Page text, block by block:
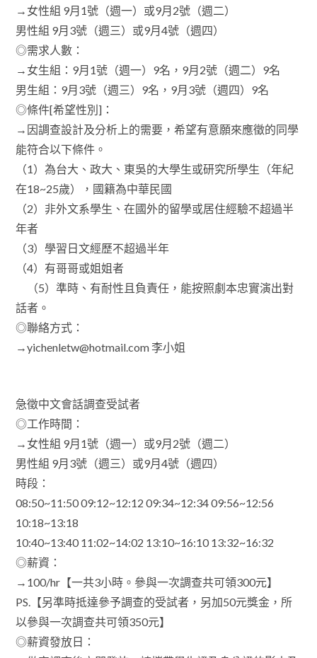
→女性組 9月1號（週一）或9月2號（週二）
男性組 9月3號（週三）或9月4號（週四）
◎需求人數：
→女生組：9月1號（週一）9名，9月2號（週二）9名
男生組：9月3號（週三）9名，9月3號（週四）9名
◎條件[希望性別]：
→因調查設計及分析上的需要，希望有意願來應徵的同學
能符合以下條件。
（1）為台大、政大、東吳的大學生或研究所學生（年紀
在18~25歲），國籍為中華民國
（2）非外文系學生、在國外的留學或居住經驗不超過半
年者
（3）學習日文經歷不超過半年
（4）有哥哥或姐姐者
（5）準時、有耐性且負責任，能按照劇本忠實演出對
話者。
◎聯絡方式：
→yichenletw@hotmail.com 李小姐
急徵中文會話調查受試者
◎工作時間：
→女性組 9月1號（週一）或9月2號（週二）
男性組 9月3號（週三）或9月4號（週四）
時段：
08:50~11:50 09:12~12:12 09:34~12:34 09:56~12:56
10:18~13:18
10:40~13:40 11:02~14:02 13:10~16:10 13:32~16:32
◎薪資：
→100/hr【一共3小時。參與一次調查共可領300元】
PS.【另準時抵達參予調查的受試者，另加50元獎金，所
以參與一次調查共可領350元】
◎薪資發放日：